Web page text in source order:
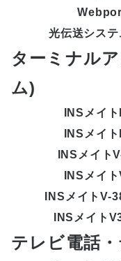
光伝送システ
ターミナル
ム)
INSメイ
INSメイ
INSメイト
INSメイ
INSメイトV-
INSメイト
テレビ電話